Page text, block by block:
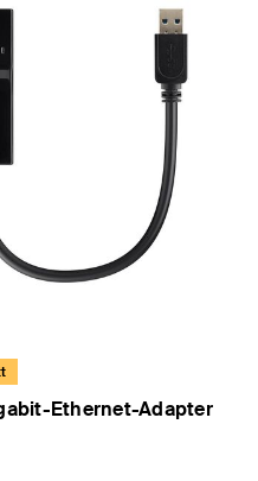
Ethernet-Adapter